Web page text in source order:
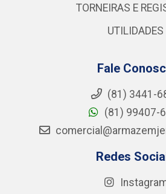
TORNEIRAS E
UTILIDADES
Fale
(81) 3441-
(81) 99407-
Redes